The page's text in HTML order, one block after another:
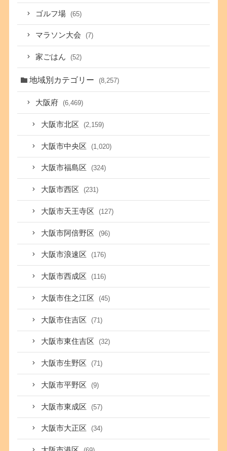
ゴルフ場 (65)
マラソン大会 (7)
家ごはん (52)
地域別カテゴリー (8,257)
大阪府 (6,469)
大阪市北区 (2,159)
大阪市中央区 (1,020)
大阪市福島区 (324)
大阪市西区 (231)
大阪市天王寺区 (127)
大阪市阿倍野区 (96)
大阪市浪速区 (176)
大阪市西成区 (116)
大阪市住之江区 (45)
大阪市住吉区 (71)
大阪市東住吉区 (32)
大阪市生野区 (71)
大阪市平野区 (9)
大阪市東成区 (57)
大阪市大正区 (34)